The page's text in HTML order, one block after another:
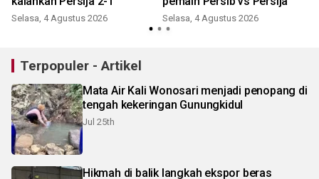
Selasa, 4 Agustus 2026 Selasa, 4 Agustus 2026
Terpopuler - Artikel
Mata Air Kali Wonosari menjadi penopang di
tengah kekeringan Gunungkidul
Jul 25th
Hikmah di balik langkah ekspor beras